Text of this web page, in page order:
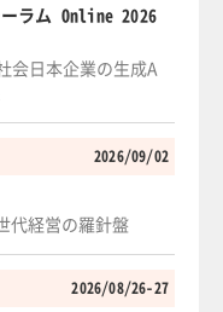
ラム Online 2026
会日本企業の生成A
2026/09/02
代経営の羅針盤
2026/08/26-27